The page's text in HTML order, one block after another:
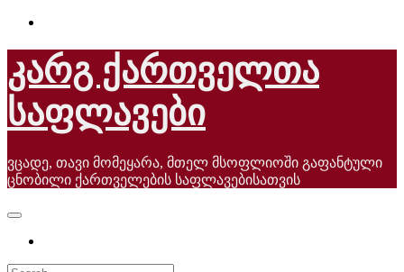
Skip
content
კარგ ქართველთა
საფლავები
ვცადე, თავი მომეყარა, მთელ მსოფლიოში გაფანტული
ცნობილი ქართველების საფლავებისათვის